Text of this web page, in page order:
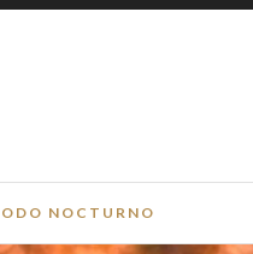
NOCTURNO